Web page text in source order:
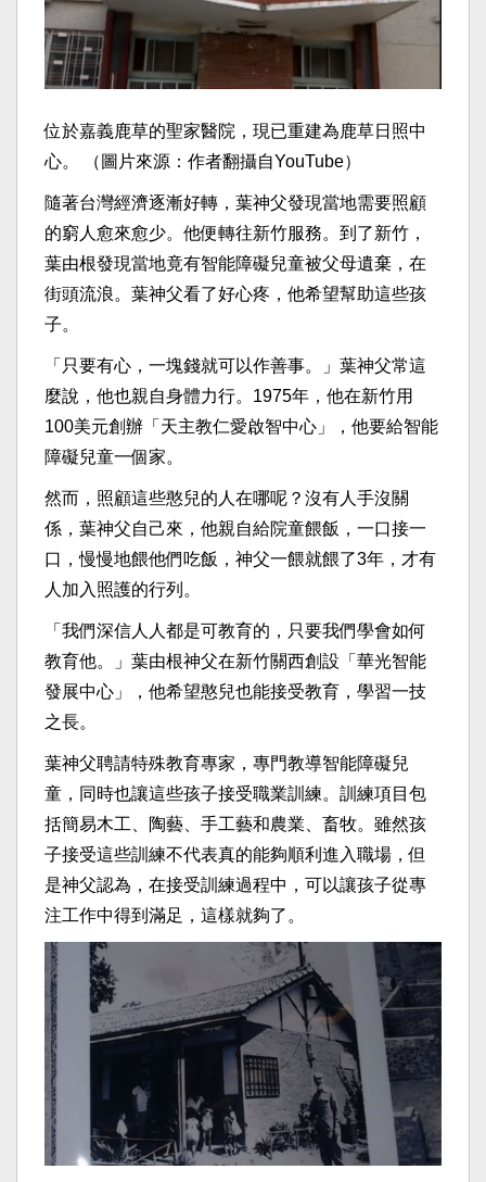
位於嘉義鹿草的聖家醫院，現已重建為鹿草日照中
心。 （圖片來源：作者翻攝自YouTube）
隨著台灣經濟逐漸好轉，葉神父發現當地需要照顧
的窮人愈來愈少。他便轉往新竹服務。到了新竹，
葉由根發現當地竟有智能障礙兒童被父母遺棄，在
街頭流浪。葉神父看了好心疼，他希望幫助這些孩
子。
「只要有心，一塊錢就可以作善事。」葉神父常這
麼說，他也親自身體力行。1975年，他在新竹用
100美元創辦「天主教仁愛啟智中心」，他要給智能
障礙兒童一個家。
然而，照顧這些憨兒的人在哪呢？沒有人手沒關
係，葉神父自己來，他親自給院童餵飯，一口接一
口，慢慢地餵他們吃飯，神父一餵就餵了3年，才有
人加入照護的行列。
「我們深信人人都是可教育的，只要我們學會如何
教育他。」葉由根神父在新竹關西創設「華光智能
發展中心」，他希望憨兒也能接受教育，學習一技
之長。
葉神父聘請特殊教育專家，專門教導智能障礙兒
童，同時也讓這些孩子接受職業訓練。訓練項目包
括簡易木工、陶藝、手工藝和農業、畜牧。雖然孩
子接受這些訓練不代表真的能夠順利進入職場，但
是神父認為，在接受訓練過程中，可以讓孩子從專
注工作中得到滿足，這樣就夠了。